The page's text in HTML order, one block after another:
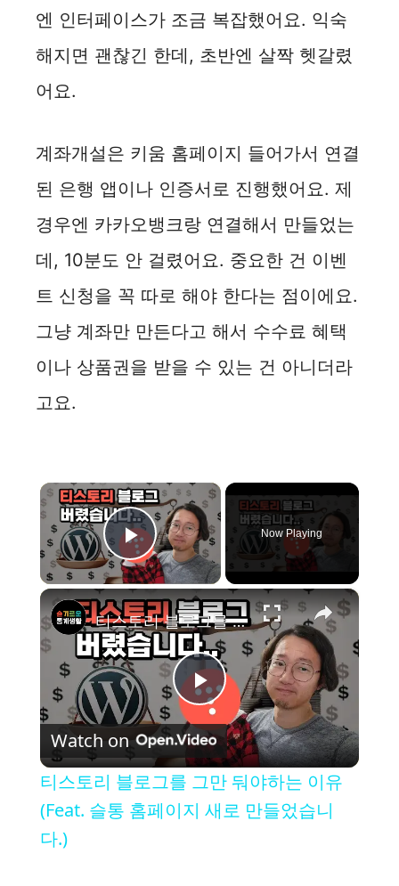
엔 인터페이스가 조금 복잡했어요. 익숙
해지면 괜찮긴 한데, 초반엔 살짝 헷갈렸
어요.
계좌개설은 키움 홈페이지 들어가서 연결
된 은행 앱이나 인증서로 진행했어요. 제
경우엔 카카오뱅크랑 연결해서 만들었는
데, 10분도 안 걸렸어요. 중요한 건 이벤
트 신청을 꼭 따로 해야 한다는 점이에요.
그냥 계좌만 만든다고 해서 수수료 혜택
이나 상품권을 받을 수 있는 건 아니더라
고요.
×
Play Video
Now Playing
×
P
l
a
티스토리 블로그를 그만 둬야하는 이유 (Feat. 슬통 홈페이지 새로 만들었습니다.)
Watch on
티스토리 블로그를 그만 둬야하는 이유
(Feat. 슬통 홈페이지 새로 만들었습니
다.)